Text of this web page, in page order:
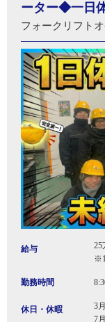
ーター◆一日
フォークリフト
給与
25
勤務時間
休日・休暇
3
7